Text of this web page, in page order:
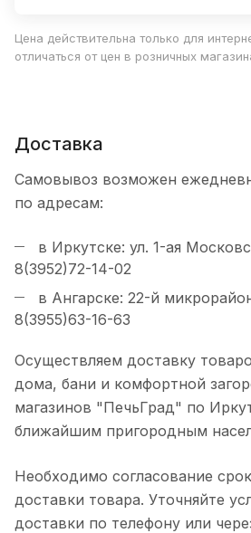
Цена действительна только для
отличаться от цен в розничных
Доставка
Самовывоз возможен
по адресам:
в Иркутске: ул. 1-ая
8(3952)72-14-02
в Ангарске: 22-й
8(3955)63-16-63
Осуществляем доставку
дома, бани и комфортной
магазинов "ПечьГрад" по
ближайшим пригородным
Необходимо согласование
доставки товара. Уточняйте
доставки по телефону или